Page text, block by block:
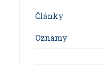
Články
Oznamy